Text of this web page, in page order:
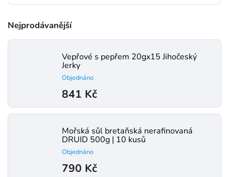
Nejprodávanější
Vepřové s pepřem 20gx15 Jihočeský
Jerky
Objednáno
841 Kč
Mořská sůl bretaňská nerafinovaná
DRUID 500g | 10 kusů
Objednáno
790 Kč